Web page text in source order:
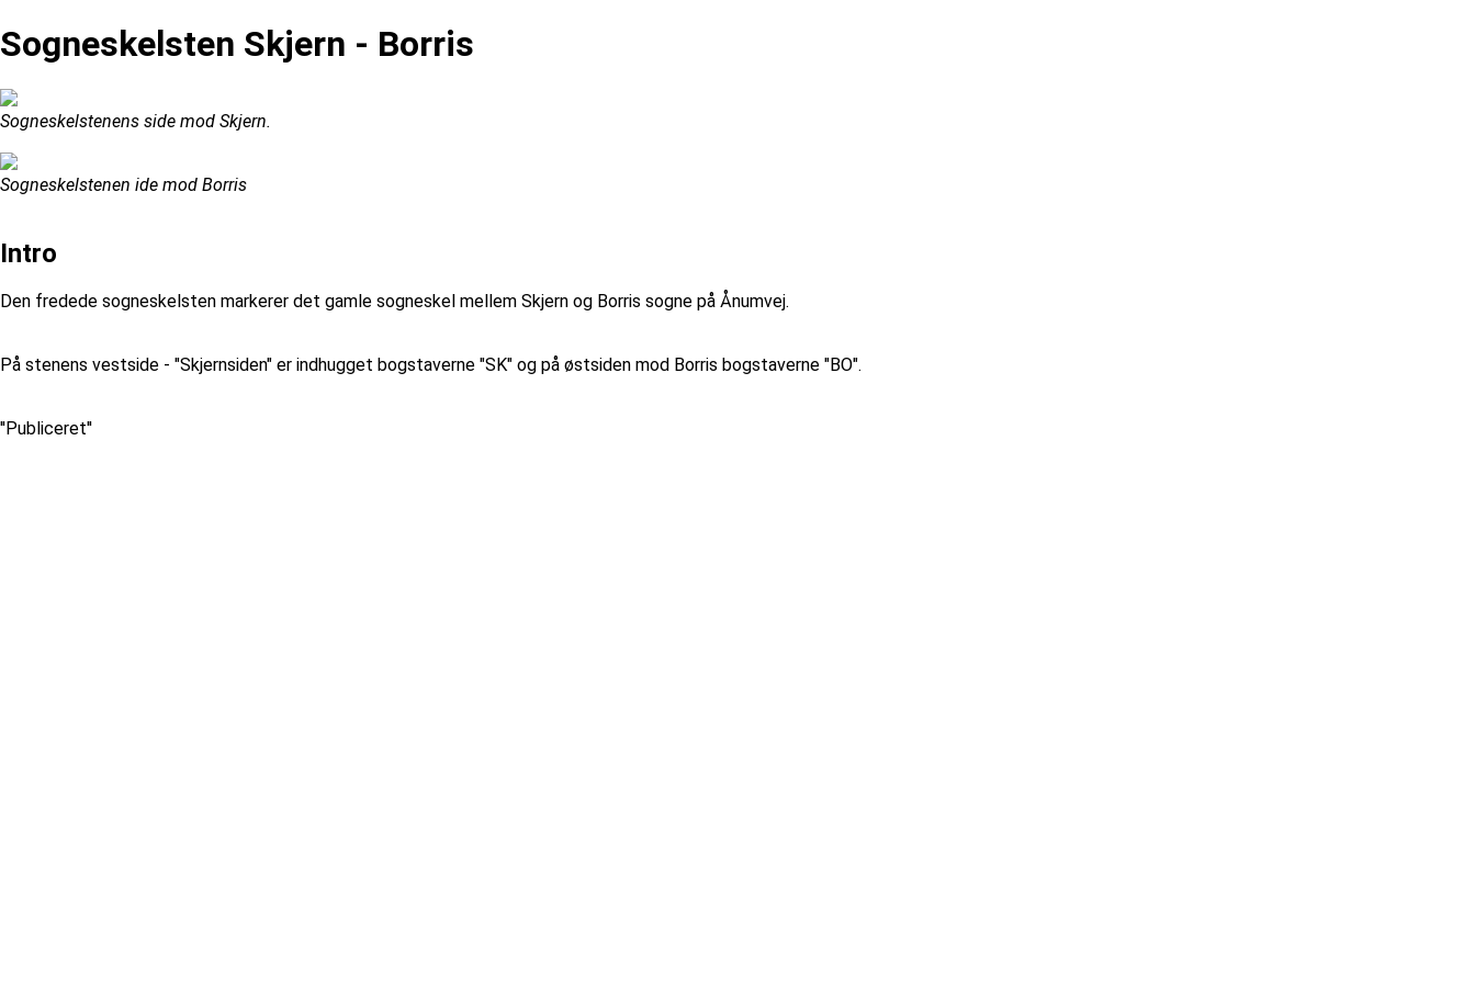
Sogneskelsten Skjern - Borris
Sogneskelstenens side mod Skjern.
Sogneskelstenen ide mod Borris
Intro
Den fredede sogneskelsten markerer det gamle sogneskel mellem Skjern og Borris sogne på Ånumvej.
På stenens vestside - "Skjernsiden" er indhugget bogstaverne "SK" og på østsiden mod Borris bogstaverne "BO".
''Publiceret''